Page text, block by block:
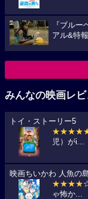
『ブル
アル&特
みんなの映画レ
トイ・ストーリー5
児）がi...
映画ちいかわ 人魚の
★★★★
ゃ怖か...